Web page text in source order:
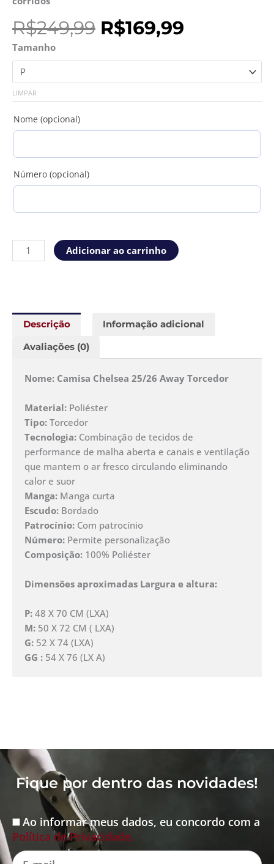
R$249,99 O
preço
original
R$249,99.
R$169,99
atual
R$169,99.
Tamanho
LIMPAR
Nome (opcional)
Número (opcional)
Camisa
Chelsea
25/26
Away
Torcedor
quantidade
Adicionar ao carrinho
Descrição Informação adicional
Avaliações (0)
Nome: Camisa Chelsea 25/26 Away Torcedor
Material: Poliéster
Tipo: Torcedor
Tecnologia: Combinação de tecidos de
performance de malha aberta e canais e ventilação
que mantem o ar fresco circulando eliminando
calor e suor
Manga: Manga curta
Escudo: Bordado
Patrocínio: Com patrocínio
Número: Permite personalização
Composição: 100% Poliéster
Dimensões aproximadas Largura e altura:
P: 48 X 70 CM (LXA)
M: 50 X 72 CM ( LXA)
G: 52 X 74 (LXA)
GG : 54 X 76 (LX A)
Fique por dentro das novidades!
Ao informar meus dados, eu concordo com a
Política de Privacidade.
E-